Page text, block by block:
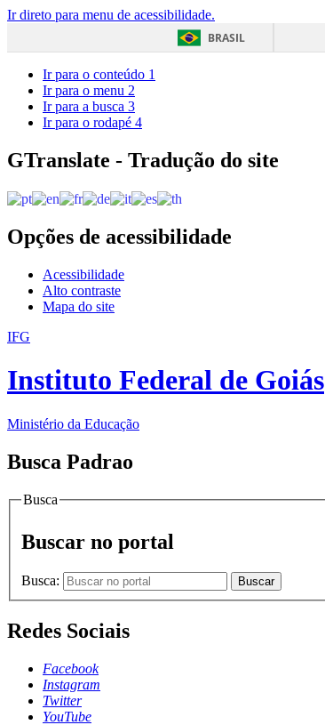
Ir direto para menu de acessibilidade.
BRASIL
Ir para o conteúdo 1
Ir para o menu 2
Ir para a busca 3
Ir para o rodapé 4
GTranslate - Tradução do site
Opções de acessibilidade
Acessibilidade
Alto contraste
Mapa do site
IFG
Instituto Federal de Goiás
Ministério da Educação
Busca Padrao
Busca
Buscar no portal
Busca: Buscar
Redes Sociais
Facebook
Instagram
Twitter
YouTube